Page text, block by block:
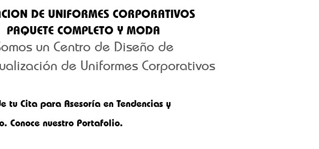
un Centro de Diseño de
de Uniformes Corporativos
tu Cita para Asesoría en Tendencias y
Conoce nuestro Portafolio.
DE UNIFORMES CORPORATIVOS
PAQUETE COMPLETO Y MODA